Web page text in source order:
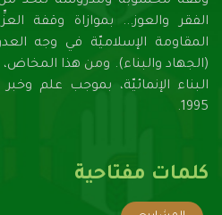
الفقر والعوز... بموازاة وقفة
المقاومة الإسلاميّة في وجه
(الجهاد والبناء). ومن هذا
1995.
كلمات مفتاحية